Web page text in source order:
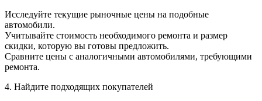
Исследуйте текущие рыночные цены на подобные
автомобили.
Учитывайте стоимость необходимого ремонта и размер
скидки, которую вы готовы предложить.
Сравните цены с аналогичными автомобилями, требующими
ремонта.
4. Найдите подходящих покупателей